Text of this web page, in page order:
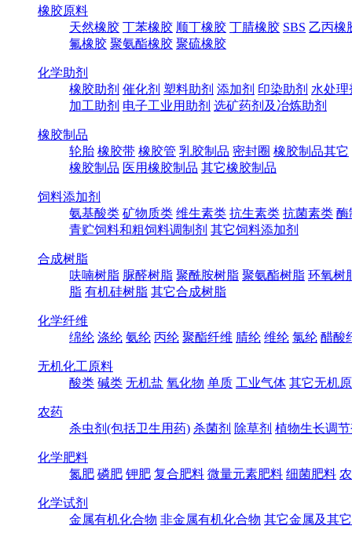
橡胶原料
天然橡胶 丁苯橡胶 顺丁橡胶 丁腈橡胶 SBS 乙丙橡
氟橡胶 聚氨酯橡胶 聚硫橡胶
化学助剂
橡胶助剂 催化剂 塑料助剂 添加剂 印染助剂 水处理
加工助剂 电子工业用助剂 选矿药剂及冶炼助剂
橡胶制品
轮胎 橡胶带 橡胶管 乳胶制品 密封圈 橡胶制品其它
橡胶制品 医用橡胶制品 其它橡胶制品
饲料添加剂
氨基酸类 矿物质类 维生素类 抗生素类 抗菌素类 酶
青贮饲料和粗饲料调制剂 其它饲料添加剂
合成树脂
呋喃树脂 脲醛树脂 聚酰胺树脂 聚氨酯树脂 环氧树
脂 有机硅树脂 其它合成树脂
化学纤维
绵纶 涤纶 氨纶 丙纶 聚酯纤维 腈纶 维纶 氯纶 醋酸
无机化工原料
酸类 碱类 无机盐 氧化物 单质 工业气体 其它无机
农药
杀虫剂(包括卫生用药) 杀菌剂 除草剂 植物生长调
化学肥料
氮肥 磷肥 钾肥 复合肥料 微量元素肥料 细菌肥料
化学试剂
金属有机化合物 非金属有机化合物 其它金属及其